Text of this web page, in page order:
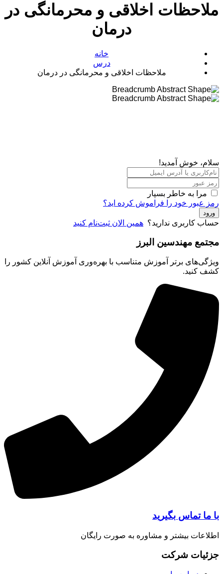
اخلاقی و محرمانگی در
درمان
درس
ملاحظات اخلاقی و محرمانگی در درمان
خوش آمدید!
مرا به خاطر بسپار
عبور خود را فراموش کرده اید؟
کاربری ندارید؟ همین الان ثبت‌نام کنید
مهندسین البرز
برتر آموزش متناسب با بهره‌وری آموزش آنلاین کشور را
کنید.
تماس بگیرید
بیشتر و مشاوره به صورت رایگان
شرکت